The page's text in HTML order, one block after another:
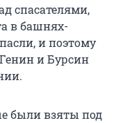
спасателями,
в башнях-
и поэтому
и Бурсин
были взяты под